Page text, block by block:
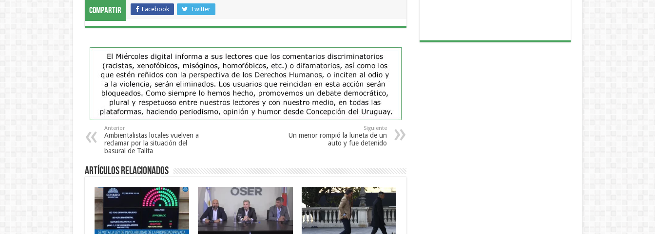
Compartir Facebook Twitter
Anterior
Ambientalistas locales vuelven a
reclamar por la situación del
basural de Talita
Siguiente
Un menor rompió la luneta de un
auto y fue detenido
Artículos Relacionados